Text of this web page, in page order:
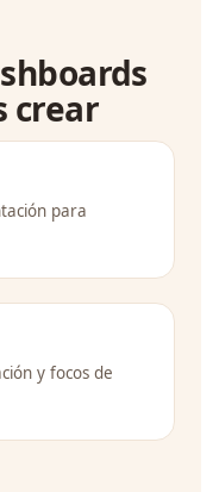
crear
para
y focos de